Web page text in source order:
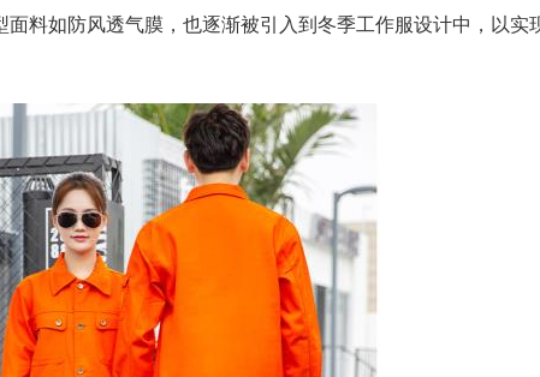
料如防风透气膜，也逐渐被引入到冬季工作服设计中，以实